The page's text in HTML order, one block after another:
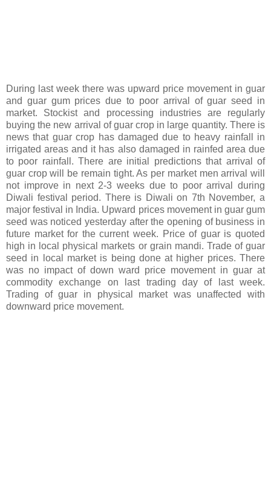
During last week there was upward price movement in guar
and guar gum prices due to poor arrival of guar seed in
market. Stockist and processing industries are regularly
buying the new arrival of guar crop in large quantity. There is
news that guar crop has damaged due to heavy rainfall in
irrigated areas and it has also damaged in rainfed area due
to poor rainfall. There are initial predictions that arrival of
guar crop will be remain tight. As per market men arrival will
not improve in next 2-3 weeks due to poor arrival during
Diwali festival period. There is Diwali on 7th November, a
major festival in India. Upward prices movement in guar gum
seed was noticed yesterday after the opening of business in
future market for the current week. Price of guar is quoted
high in local physical markets or grain mandi. Trade of guar
seed in local market is being done at higher prices. There
was no impact of down ward price movement in guar at
commodity exchange on last trading day of last week.
Trading of guar in physical market was unaffected with
downward price movement.